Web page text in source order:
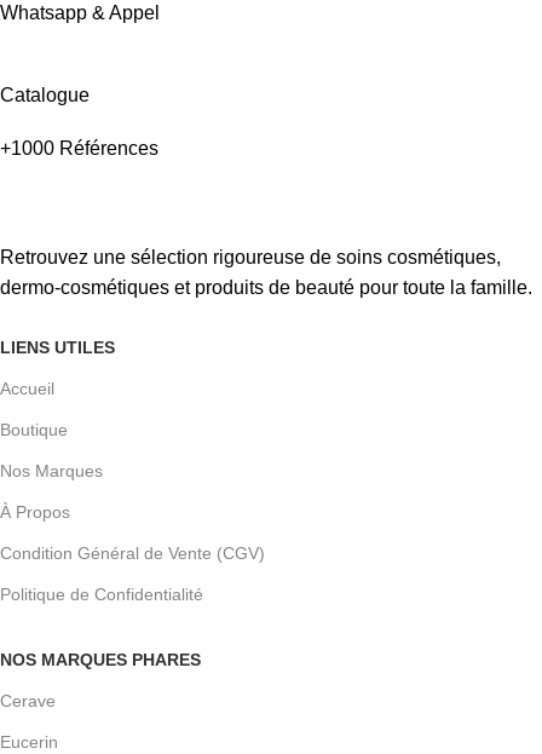
Whatsapp & Appel
Catalogue
+1000 Références
Retrouvez une sélection rigoureuse de soins cosmétiques,
dermo-cosmétiques et produits de beauté pour toute la famille.
LIENS UTILES
Accueil
Boutique
Nos Marques
À Propos
Condition Général de Vente (CGV)
Politique de Confidentialité
NOS MARQUES PHARES
Cerave
Eucerin